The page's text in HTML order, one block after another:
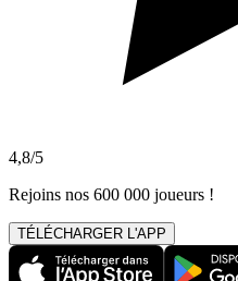
4,8/5
Rejoins nos 600 000 joueurs !
TÉLÉCHARGER L'APP